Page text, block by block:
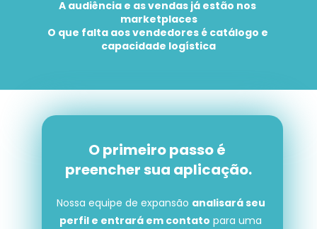
A audiência e as vendas já estão nos
marketplaces
O que falta aos vendedores é catálogo e
capacidade logística
O primeiro passo é
preencher sua aplicação.
Nossa equipe de expansão analisará seu
perfil e entrará em contato para uma